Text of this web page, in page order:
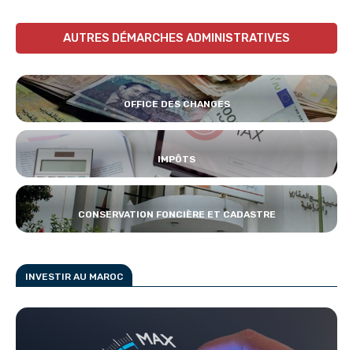
AUTRES DÉMARCHES ADMINISTRATIVES
OFFICE DES CHANGES
IMPÔTS
CONSERVATION FONCIÈRE ET CADASTRE
INVESTIR AU MAROC